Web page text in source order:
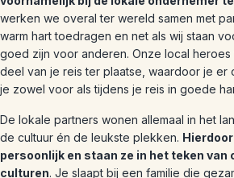
werken we overal ter wereld samen met
warm hart toedragen en net als wij staan
goed zijn voor anderen. Onze local
deel van je reis ter plaatse, waardoor je er
je zowel voor als tijdens je reis in goede
De lokale partners wonen allemaal in het
de cultuur én de leukste plekken.
persoonlijk en staan ze in het teken
culturen. Je slaapt bij een familie die